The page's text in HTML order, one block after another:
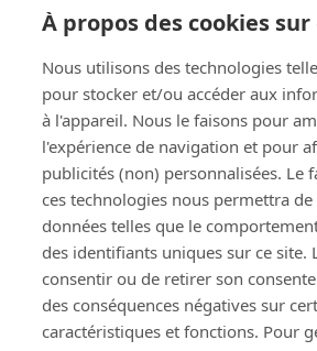
À propos des cookies sur
Nous utilisons des technologies
pour stocker et/ou accéder aux
à l'appareil. Nous le faisons pour
l'expérience de navigation et pour
publicités (non) personnalisées. Le
ces technologies nous permettra
données telles que le
des identifiants uniques sur ce site.
consentir ou de retirer son
des conséquences négatives sur
caractéristiques et fonctions. Pour
Contact
Déclaration de